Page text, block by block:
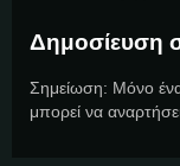
Δημοσίευση
Σημείωση: Μόνο
μπορεί να